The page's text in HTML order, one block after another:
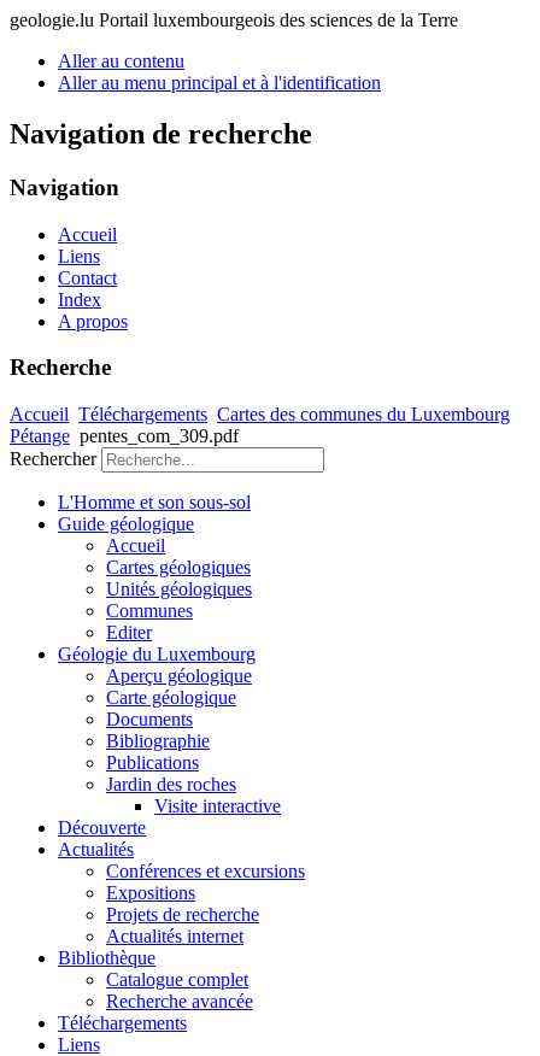
geologie.lu Portail luxembourgeois des sciences de la Terre
Aller au contenu
Aller au menu principal et à l'identification
Navigation de recherche
Navigation
Accueil
Liens
Contact
Index
A propos
Recherche
Accueil Téléchargements Cartes des communes du Luxembourg
Pétange pentes_com_309.pdf
Rechercher
L'Homme et son sous-sol
Guide géologique
Accueil
Cartes géologiques
Unités géologiques
Communes
Editer
Géologie du Luxembourg
Aperçu géologique
Carte géologique
Documents
Bibliographie
Publications
Jardin des roches
Visite interactive
Découverte
Actualités
Conférences et excursions
Expositions
Projets de recherche
Actualités internet
Bibliothèque
Catalogue complet
Recherche avancée
Téléchargements
Liens